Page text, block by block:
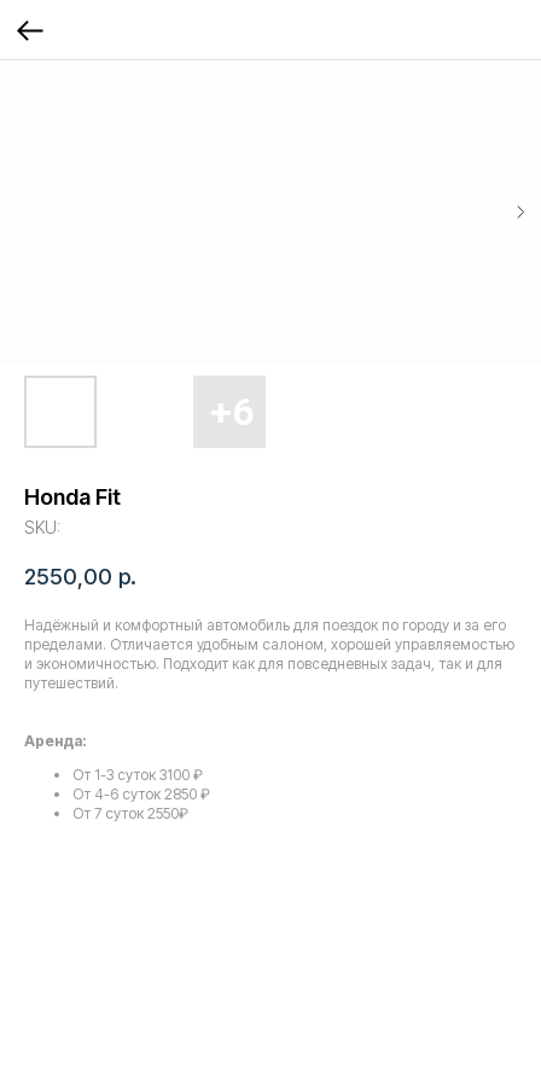
Honda Fit
SKU:
2550,00 р.
Надёжный и комфортный автомобиль для поездок по городу и за его
пределами. Отличается удобным салоном, хорошей управляемостью
и экономичностью. Подходит как для повседневных задач, так и для
путешествий.
Аренда:
От 1-3 суток 3100 ₽
От 4-6 суток 2850 ₽
От 7 суток 2550₽